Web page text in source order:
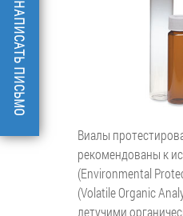
Виалы
рекомендованы к
(Environmental
(Volatile Organic
летучими
НАПИСАТЬ ПИСЬМО